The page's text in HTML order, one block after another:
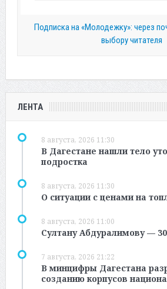
Подписка на «Молодежку»: через
выбору читателя
ЛЕНТА
8 августа, 2026 11:30
В Дагестане нашли тело
подростка
8 августа, 2026 11:30
О ситуации с ценами на
8 августа, 2026 11:00
Султану Абдуралимову — 30
7 августа, 2026 21:22
В минцифры Дагестана
созданию корпусов